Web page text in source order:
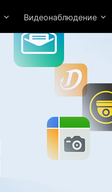
Видеонаблюдение